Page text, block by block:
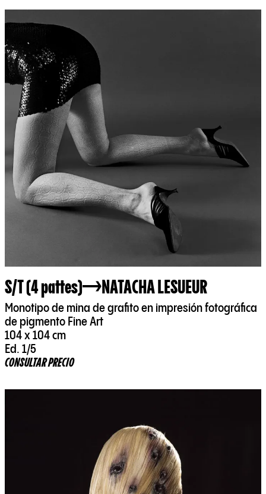
S/T (4 pattes) NATACHA LESUEUR
Monotipo de mina de grafito en impresión fotográfica
de pigmento Fine Art
104 x 104 cm
Ed. 1/5
CONSULTAR PRECIO